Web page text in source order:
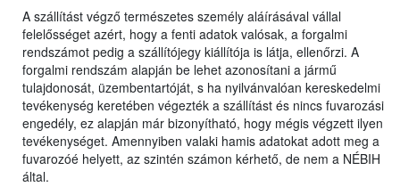
A szállítást végző természetes személy aláírásával vállal
felelősséget azért, hogy a fenti adatok valósak, a forgalmi
rendszámot pedig a szállítójegy kiállítója is látja, ellenőrzi. A
forgalmi rendszám alapján be lehet azonosítani a jármű
tulajdonosát, üzembentartóját, s ha nyilvánvalóan kereskedelmi
tevékenység keretében végezték a szállítást és nincs fuvarozási
engedély, ez alapján már bizonyítható, hogy mégis végzett ilyen
tevékenységet. Amennyiben valaki hamis adatokat adott meg a
fuvarozóé helyett, az szintén számon kérhető, de nem a NÉBIH
által.